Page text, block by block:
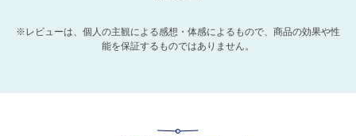
※レビューは、個人の主観による感想・体感によるもので、商品の効果や性
能を保証するものではありません。